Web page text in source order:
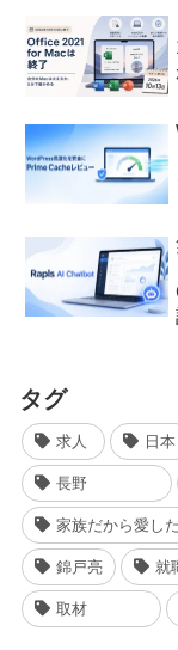
タグ
求人 日本
長野
家族だから愛し
錦戸亮 就
取材